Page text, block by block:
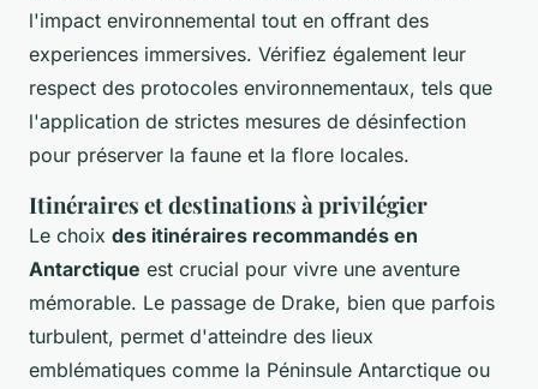
l'impact environnemental tout en offrant des
experiences immersives. Vérifiez également leur
respect des protocoles environnementaux, tels que
l'application de strictes mesures de désinfection
pour préserver la faune et la flore locales.
Itinéraires et destinations à privilégier
Le choix des itinéraires recommandés en
Antarctique est crucial pour vivre une aventure
mémorable. Le passage de Drake, bien que parfois
turbulent, permet d'atteindre des lieux
emblématiques comme la Péninsule Antarctique ou